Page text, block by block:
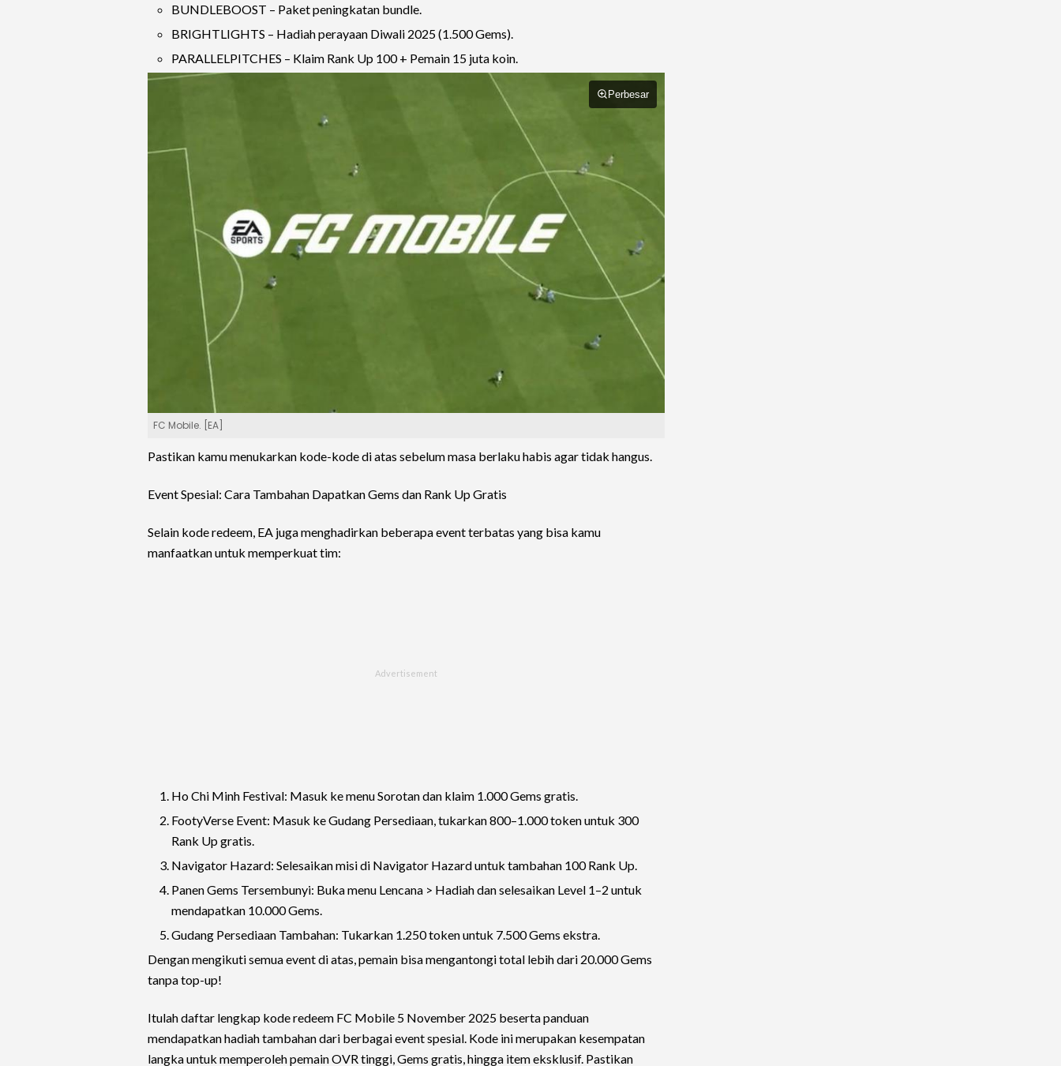
BUNDLEBOOST – Paket peningkatan bundle.
BRIGHTLIGHTS – Hadiah perayaan Diwali 2025 (1.500 Gems).
PARALLELPITCHES – Klaim Rank Up 100 + Pemain 15 juta koin.
Perbesar
FC Mobile. [EA]
Pastikan kamu menukarkan kode-kode di atas sebelum masa berlaku habis agar tidak hangus.
Event Spesial: Cara Tambahan Dapatkan Gems dan Rank Up Gratis
Selain kode redeem, EA juga menghadirkan beberapa event terbatas yang bisa kamu
manfaatkan untuk memperkuat tim:
Ho Chi Minh Festival: Masuk ke menu Sorotan dan klaim 1.000 Gems gratis.
FootyVerse Event: Masuk ke Gudang Persediaan, tukarkan 800–1.000 token untuk 300
Rank Up gratis.
Navigator Hazard: Selesaikan misi di Navigator Hazard untuk tambahan 100 Rank Up.
Panen Gems Tersembunyi: Buka menu Lencana > Hadiah dan selesaikan Level 1–2 untuk
mendapatkan 10.000 Gems.
Gudang Persediaan Tambahan: Tukarkan 1.250 token untuk 7.500 Gems ekstra.
Dengan mengikuti semua event di atas, pemain bisa mengantongi total lebih dari 20.000 Gems
tanpa top-up!
Itulah daftar lengkap kode redeem FC Mobile 5 November 2025 beserta panduan
mendapatkan hadiah tambahan dari berbagai event spesial. Kode ini merupakan kesempatan
langka untuk memperoleh pemain OVR tinggi, Gems gratis, hingga item eksklusif. Pastikan